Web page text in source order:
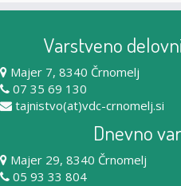
Varstveno
Majer 7, 8340 Črnomelj
07 35 69 130
tajnistvo(at)vdc-crnomelj.si
Dnevno
Majer 29, 8340 Črnomelj
05 93 33 804